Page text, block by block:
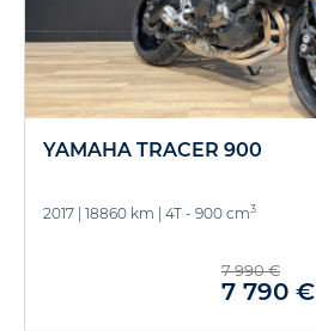
YAMAHA TRACER 900
2017 18860 km 4T - 900 cm3
7 990 €
7 790 €